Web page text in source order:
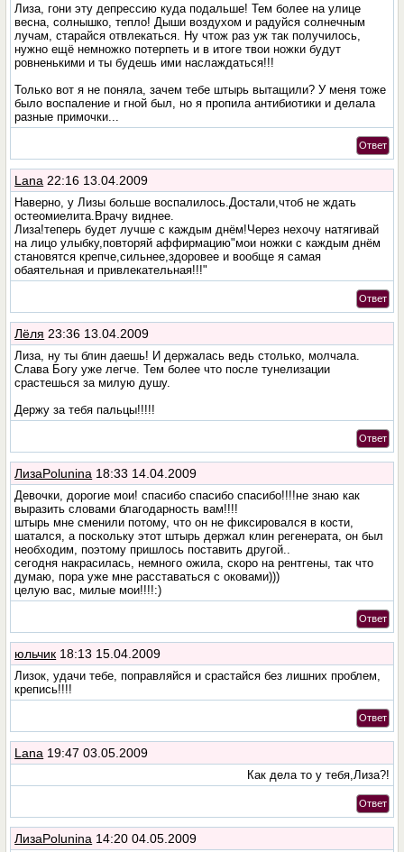
Лиза, гони эту депрессию куда подальше! Тем более на улице
весна, солнышко, тепло! Дыши воздухом и радуйся солнечным
лучам, старайся отвлекаться. Ну чтож раз уж так получилось,
нужно ещё немножко потерпеть и в итоге твои ножки будут
ровненькими и ты будешь ими наслаждаться!!!
Только вот я не поняла, зачем тебе штырь вытащили? У меня тоже
было воспаление и гной был, но я пропила антибиотики и делала
разные примочки...
Ответ
Lana 22:16 13.04.2009
Наверно, у Лизы больше воспалилось.Достали,чтоб не ждать
остеомиелита.Врачу виднее.
Лиза!теперь будет лучше с каждым днём!Через нехочу натягивай
на лицо улыбку,повторяй аффирмацию"мои ножки с каждым днём
становятся крепче,сильнее,здоровее и вообще я самая
обаятельная и привлекательная!!!"
Ответ
Лёля 23:36 13.04.2009
Лиза, ну ты блин даешь! И держалась ведь столько, молчала.
Слава Богу уже легче. Тем более что после тунелизации
срастешься за милую душу.
Держу за тебя пальцы!!!!!
Ответ
ЛизаPolunina 18:33 14.04.2009
Девочки, дорогие мои! спасибо спасибо спасибо!!!!не знаю как
выразить словами благодарность вам!!!!
штырь мне сменили потому, что он не фиксировался в кости,
шатался, а поскольку этот штырь держал клин регенерата, он был
необходим, поэтому пришлось поставить другой..
сегодня накрасилась, немного ожила, скоро на рентгены, так что
думаю, пора уже мне расставаться с оковами)))
целую вас, милые мои!!!!:)
Ответ
юльчик 18:13 15.04.2009
Лизок, удачи тебе, поправляйся и срастайся без лишних проблем,
крепись!!!!
Ответ
Lana 19:47 03.05.2009
Как дела то у тебя,Лиза?!
Ответ
ЛизаPolunina 14:20 04.05.2009